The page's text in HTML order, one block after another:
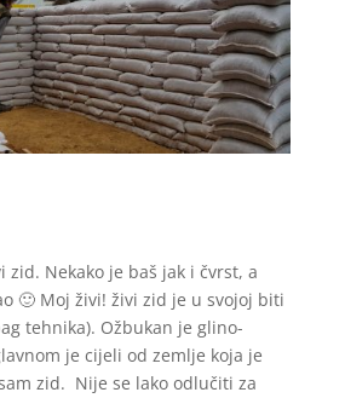
zid. Nekako je baš jak i čvrst, a
🙂 Moj živi! živi zid je u svojoj biti
tehnika). Ožbukan je glino-
je cijeli od zemlje koja je
zid. Nije se lako odlučiti za